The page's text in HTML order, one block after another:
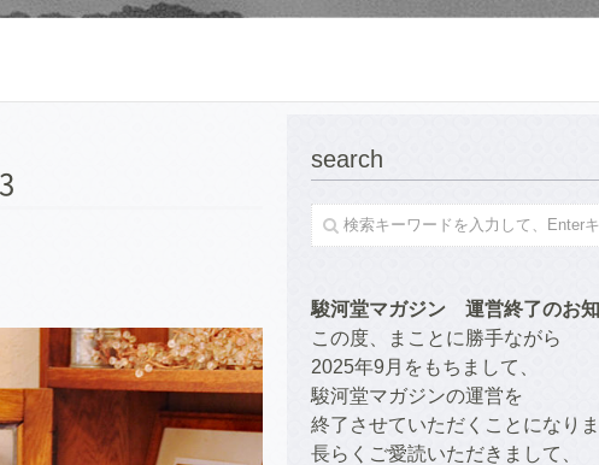
search
駿河堂マガジン　運営終了のお
この度、まことに勝手ながら
2025年9月をもちまして、
駿河堂マガジンの運営を
終了させていただくことになりま
長らくご愛読いただきまして、